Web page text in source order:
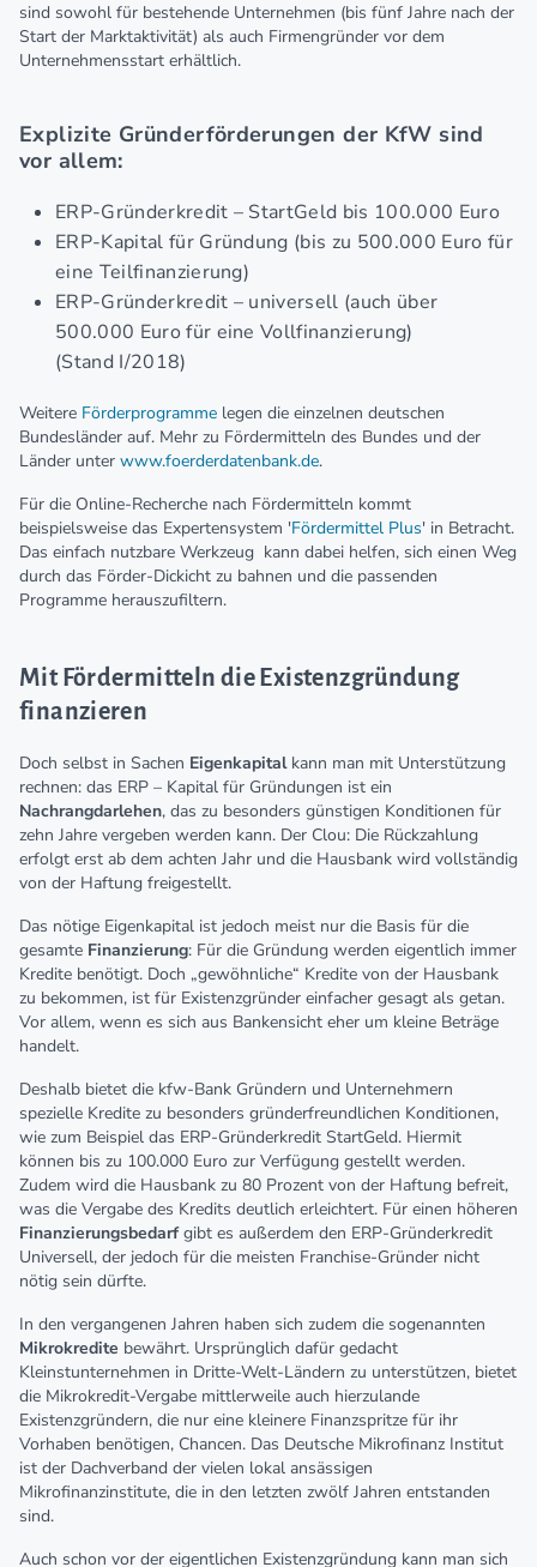
sind sowohl für bestehende Unternehmen (bis fünf Jahre nach der
Start der Marktaktivität) als auch Firmengründer vor dem
Unternehmensstart erhältlich.
Explizite Gründerförderungen der KfW sind
vor allem:
ERP-Gründerkredit – StartGeld bis 100.000 Euro
ERP-Kapital für Gründung (bis zu 500.000 Euro für
eine Teilfinanzierung)
ERP-Gründerkredit – universell (auch über
500.000 Euro für eine Vollfinanzierung)
(Stand I/2018)
Weitere Förderprogramme legen die einzelnen deutschen
Bundesländer auf. Mehr zu Fördermitteln des Bundes und der
Länder unter www.foerderdatenbank.de.
Für die Online-Recherche nach Fördermitteln kommt
beispielsweise das Expertensystem 'Fördermittel Plus' in Betracht.
Das einfach nutzbare Werkzeug kann dabei helfen, sich einen Weg
durch das Förder-Dickicht zu bahnen und die passenden
Programme herauszufiltern.
Mit Fördermitteln die Existenzgründung
finanzieren
Doch selbst in Sachen Eigenkapital kann man mit Unterstützung
rechnen: das ERP – Kapital für Gründungen ist ein
Nachrangdarlehen, das zu besonders günstigen Konditionen für
zehn Jahre vergeben werden kann. Der Clou: Die Rückzahlung
erfolgt erst ab dem achten Jahr und die Hausbank wird vollständig
von der Haftung freigestellt.
Das nötige Eigenkapital ist jedoch meist nur die Basis für die
gesamte Finanzierung: Für die Gründung werden eigentlich immer
Kredite benötigt. Doch „gewöhnliche“ Kredite von der Hausbank
zu bekommen, ist für Existenzgründer einfacher gesagt als getan.
Vor allem, wenn es sich aus Bankensicht eher um kleine Beträge
handelt.
Deshalb bietet die kfw-Bank Gründern und Unternehmern
spezielle Kredite zu besonders gründerfreundlichen Konditionen,
wie zum Beispiel das ERP-Gründerkredit StartGeld. Hiermit
können bis zu 100.000 Euro zur Verfügung gestellt werden.
Zudem wird die Hausbank zu 80 Prozent von der Haftung befreit,
was die Vergabe des Kredits deutlich erleichtert. Für einen höheren
Finanzierungsbedarfgibt es außerdem den ERP-Gründerkredit
Universell, der jedoch für die meisten Franchise-Gründer nicht
nötig sein dürfte.
In den vergangenen Jahren haben sich zudem die sogenannten
Mikrokredite bewährt. Ursprünglich dafür gedacht
Kleinstunternehmen in Dritte-Welt-Ländern zu unterstützen, bietet
die Mikrokredit-Vergabe mittlerweile auch hierzulande
Existenzgründern, die nur eine kleinere Finanzspritze für ihr
Vorhaben benötigen, Chancen. Das Deutsche Mikrofinanz Institut
ist der Dachverband der vielen lokal ansässigen
Mikrofinanzinstitute, die in den letzten zwölf Jahren entstanden
sind.
Auch schon vor der eigentlichen Existenzgründung kann man sich